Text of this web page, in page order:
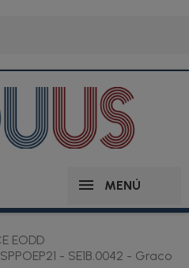
MENÚ
EODD
- SE1B.0042 - Graco